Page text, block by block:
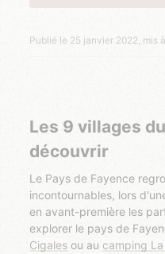
Publié le 25 janvier 2022,
Les 9 villages
découvrir
Le Pays de Fayence regroupe 9 villages de caractère
incontournables, lors
en avant-première les
explorer le pays de
Cigales ou au camping